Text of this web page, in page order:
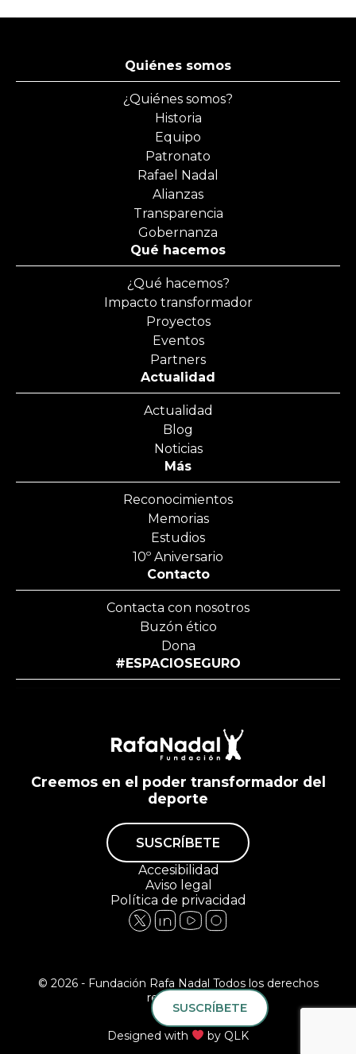
Quiénes somos
¿Quiénes somos?
Historia
Equipo
Patronato
Rafael Nadal
Alianzas
Transparencia
Gobernanza
Qué hacemos
¿Qué hacemos?
Impacto transformador
Proyectos
Eventos
Partners
Actualidad
Actualidad
Blog
Noticias
Más
Reconocimientos
Memorias
Estudios
10º Aniversario
Contacto
Contacta con nosotros
Buzón ético
Dona
#ESPACIOSEGURO
Creemos en el poder transformador del
deporte
SUSCRÍBETE
Accesibilidad
Aviso legal
Política de privacidad
© 2026 - Fundación Rafa Nadal Todos los derechos
reservados.
Designed with by QLK
SUSCRÍBETE